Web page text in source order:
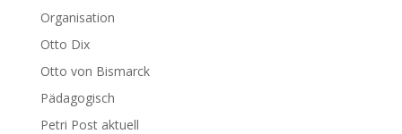
Organisation
Otto Dix
Otto von Bismarck
Pädagogisch
Petri Post aktuell